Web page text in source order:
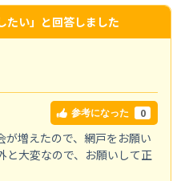
たい」と回答しました
参考になった 0
増えたので、網戸をお願い
と大変なので、お願いして正